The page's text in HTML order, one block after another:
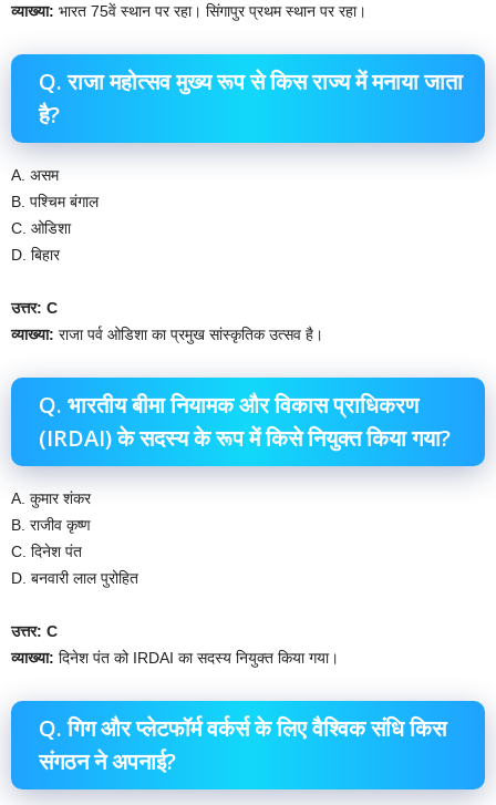
व्याख्या: भारत 75वें स्थान पर रहा। सिंगापुर प्रथम स्थान पर रहा।
Q. राजा महोत्सव मुख्य रूप से किस राज्य में मनाया जाता
है?
A. असम
B. पश्चिम बंगाल
C. ओडिशा
D. बिहार
उत्तर: C
व्याख्या: राजा पर्व ओडिशा का प्रमुख सांस्कृतिक उत्सव है।
Q. भारतीय बीमा नियामक और विकास प्राधिकरण
(IRDAI) के सदस्य के रूप में किसे नियुक्त किया गया?
A. कुमार शंकर
B. राजीव कृष्ण
C. दिनेश पंत
D. बनवारी लाल पुरोहित
उत्तर: C
व्याख्या: दिनेश पंत को IRDAI का सदस्य नियुक्त किया गया।
Q. गिग और प्लेटफॉर्म वर्कर्स के लिए वैश्विक संधि किस
संगठन ने अपनाई?